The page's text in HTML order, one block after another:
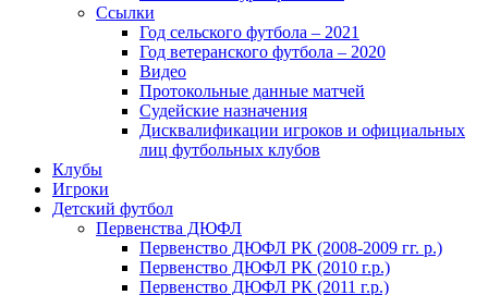
Ссылки
Год сельского футбола – 2021
Год ветеранского футбола – 2020
Видео
Протокольные данные матчей
Судейские назначения
Дисквалификации игроков и официальных
лиц футбольных клубов
Клубы
Игроки
Детский футбол
Первенства ДЮФЛ
Первенство ДЮФЛ РК (2008-2009 гг. р.)
Первенство ДЮФЛ РК (2010 г.р.)
Первенство ДЮФЛ РК (2011 г.р.)